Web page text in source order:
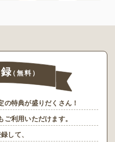
（無料）
の特典が盛りだくさん！
利用いただけます。
して、